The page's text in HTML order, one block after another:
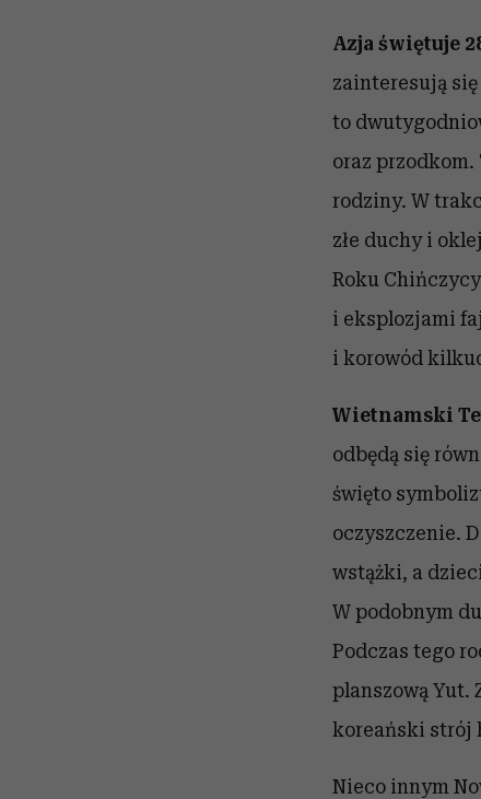
Azja świętuje
zainteresują
to
oraz
rodziny. W
złe duchy i
Roku
i eksplozjami
i korowód
Wietnamski
odbędą się
święto
oczyszczenie.
wstążki, a
W podobnym
Podczas tego
planszową Yut.
koreański strój
Nieco innym